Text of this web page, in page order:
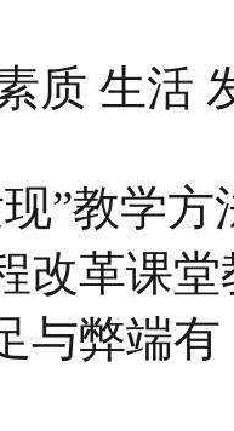
质 生活
”教学
改革课
与弊端有